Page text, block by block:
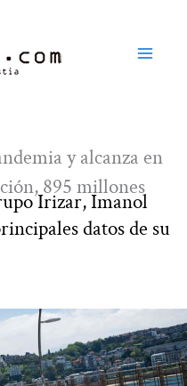
y alcanza en
895 millones
Irizar, Imanol
datos de su